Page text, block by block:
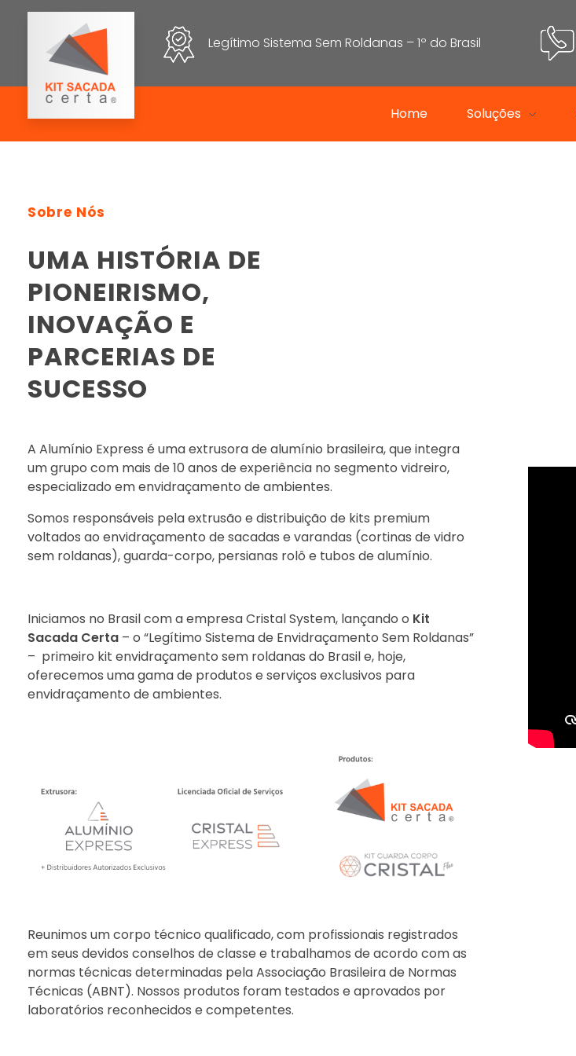
Legítimo Sistema Sem Roldanas – 1º do Brasil
Home Soluções
Sobre Nós
UMA HISTÓRIA DE
PIONEIRISMO,
INOVAÇÃO E
PARCERIAS DE
SUCESSO
A Alumínio Express é uma extrusora de alumínio brasileira, que integra
um grupo com mais de 10 anos de experiência no segmento vidreiro,
especializado em envidraçamento de ambientes.
Somos responsáveis pela extrusão e distribuição de kits premium
voltados ao envidraçamento de sacadas e varandas (cortinas de vidro
sem roldanas), guarda-corpo, persianas rolô e tubos de alumínio.
Iniciamos no Brasil com a empresa Cristal System, lançando o Kit
Sacada Certa – o “Legítimo Sistema de Envidraçamento Sem Roldanas”
– primeiro kit envidraçamento sem roldanas do Brasil e, hoje,
oferecemos uma gama de produtos e serviços exclusivos para
envidraçamento de ambientes.
Reunimos um corpo técnico qualificado, com profissionais registrados
em seus devidos conselhos de classe e trabalhamos de acordo com as
normas técnicas determinadas pela Associação Brasileira de Normas
Técnicas (ABNT). Nossos produtos foram testados e aprovados por
laboratórios reconhecidos e competentes.